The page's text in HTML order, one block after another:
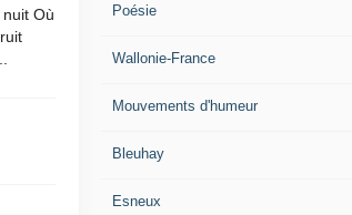
Où
Poésie
Wallonie-France
Mouvements d'humeur
Bleuhay
Esneux